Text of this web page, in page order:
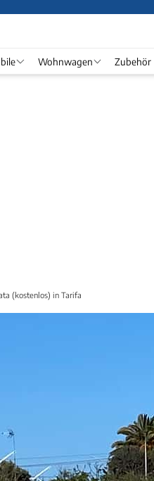
Wohnwagen Zubehör
(kostenlos) in Tarifa